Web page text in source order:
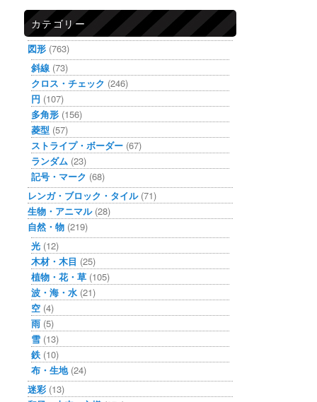
カテゴリー
図形 (763)
斜線 (73)
クロス・チェック (246)
円 (107)
多角形 (156)
菱型 (57)
ストライプ・ボーダー (67)
ランダム (23)
記号・マーク (68)
レンガ・ブロック・タイル(71)
生物・アニマル(28)
自然・物 (219)
光 (12)
木材・木目 (25)
植物・花・草 (105)
波・海・水 (21)
空 (4)
雨 (5)
雪 (13)
鉄 (10)
布・生地(24)
迷彩 (13)